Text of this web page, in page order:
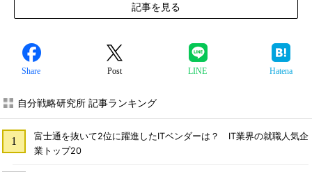
記事を見る
Share Post LINE Hatena
自分戦略研究所 記事ランキング
富士通を抜いて2位に躍進したITベンダーは？ IT業界の就職人気企
業トップ20